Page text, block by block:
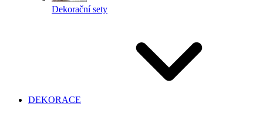
Dekorační sety
DEKORACE